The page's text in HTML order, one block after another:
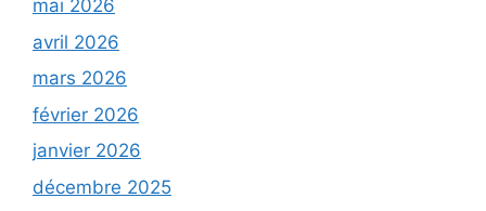
mai 2026
avril 2026
mars 2026
février 2026
janvier 2026
décembre 2025